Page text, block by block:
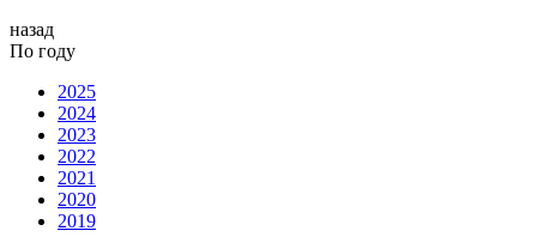
назад
По году
2025
2024
2023
2022
2021
2020
2019